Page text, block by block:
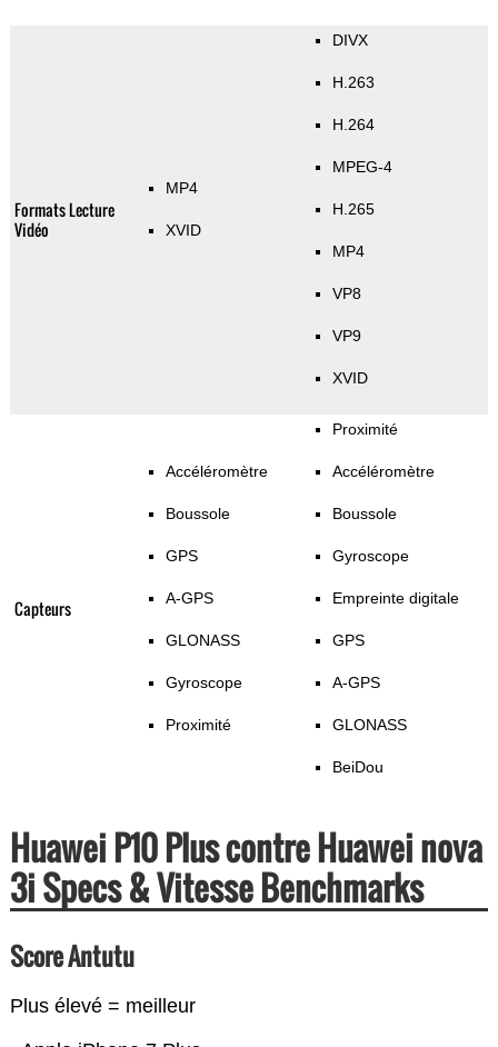
Formats Lecture
Vidéo
MP4
XVID
DIVX
H.263
H.264
MPEG-4
H.265
MP4
VP8
VP9
XVID
Capteurs
Accéléromètre
Boussole
GPS
A-GPS
GLONASS
Gyroscope
Proximité
Proximité
Accéléromètre
Boussole
Gyroscope
Empreinte digitale
GPS
A-GPS
GLONASS
BeiDou
Huawei P10 Plus contre Huawei nova
3i Specs & Vitesse Benchmarks
Score Antutu
Plus élevé = meilleur